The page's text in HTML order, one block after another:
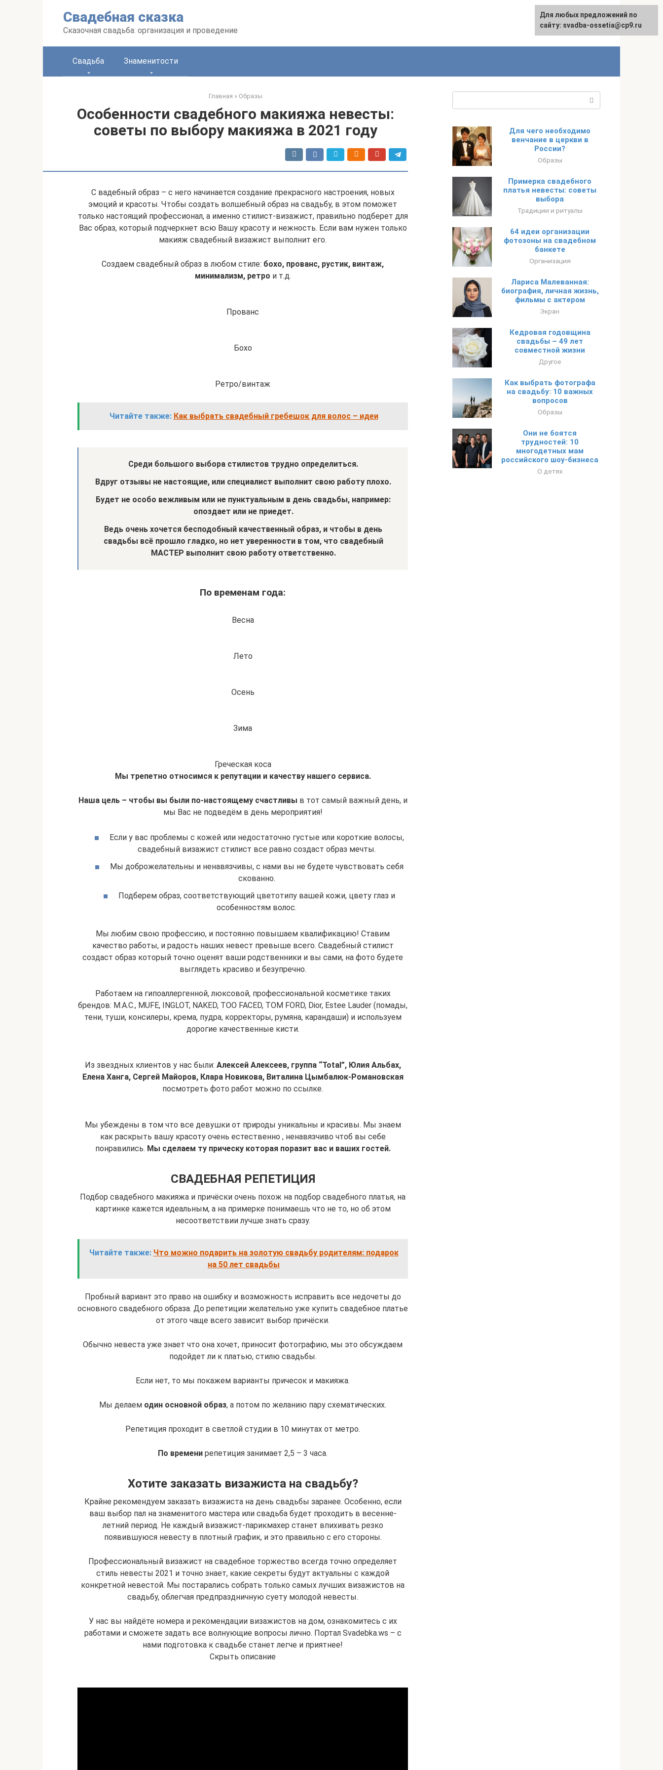
Свадебная сказка
Сказочная свадьба: организация и проведение
Свадьба Знаменитости
Главная » Образы
Особенности свадебного макияжа невесты:
советы по выбору макияжа в 2021 году
С вадебный образ – с него начинается создание прекрасного настроения, новых
эмоций и красоты. Чтобы создать волшебный образ на свадьбу, в этом поможет
только настоящий профессионал, а именно стилист-визажист, правильно подберет для
Вас образ, который подчеркнет всю Вашу красоту и нежность. Если вам нужен только
макияж свадебный визажист выполнит его.
Создаем свадебный образ в любом стиле: бохо, прованс, рустик, винтаж,
минимализм, ретро и т.д.
Прованс
Бохо
Ретро/винтаж
Читайте также: Как выбрать свадебный гребешок для волос – идеи
Среди большого выбора стилистов трудно определиться.
Вдруг отзывы не настоящие, или специалист выполнит свою работу плохо.
Будет не особо вежливым или не пунктуальным в день свадьбы, например:
опоздает или не приедет.
Ведь очень хочется бесподобный качественный образ, и чтобы в день
свадьбы всё прошло гладко, но нет уверенности в том, что свадебный
МАСТЕР выполнит свою работу ответственно.
По временам года:
Весна
Лето
Осень
Зима
Греческая коса
Мы трепетно относимся к репутации и качеству нашего сервиса.
Наша цель – чтобы вы были по-настоящему счастливы в тот самый важный день, и
мы Вас не подведём в день мероприятия!
Если у вас проблемы с кожей или недостаточно густые или короткие волосы,
свадебный визажист стилист все равно создаст образ мечты.
Мы доброжелательны и ненавязчивы, с нами вы не будете чувствовать себя
скованно.
Подберем образ, соответствующий цветотипу вашей кожи, цвету глаз и
особенностям волос.
Мы любим свою профессию, и постоянно повышаем квалификацию! Ставим
качество работы, и радость наших невест превыше всего. Свадебный стилист
создаст образ который точно оценят ваши родственники и вы сами, на фото будете
выглядеть красиво и безупречно.
Работаем на гипоаллергенной, люксовой, профессиональной косметике таких
брендов: M.A.C., MUFE, INGLOT, NAKED, TOO FACED, TOM FORD, Dior, Estee Lauder (помады,
тени, туши, консилеры, крема, пудра, корректоры, румяна, карандаши) и используем
дорогие качественные кисти.
Из звездных клиентов у нас были: Aлексей Алексеев, группа “Total”, Юлия Альбах,
Елена Ханга, Сергей Майоров, Клара Новикова, Виталина Цымбалюк-Романовская
посмотреть фото работ можно по ссылке.
Мы убеждены в том что все девушки от природы уникальны и красивы. Мы знаем
как раскрыть вашу красоту очень естественно , ненавязчиво чтоб вы себе
понравились. Мы сделаем ту прическу которая поразит вас и ваших гостей.
СВАДЕБНАЯ РЕПЕТИЦИЯ
Подбор свадебного макияжа и причёски очень похож на подбор свадебного платья, на
картинке кажется идеальным, а на примерке понимаешь что не то, но об этом
несоответствии лучше знать сразу.
Читайте также: Что можно подарить на золотую свадьбу родителям: подарок
на 50 лет свадьбы
Пробный вариант это право на ошибку и возможность исправить все недочеты до
основного свадебного образа. До репетиции желательно уже купить свадебное платье
от этого чаще всего зависит выбор причёски.
Обычно невеста уже знает что она хочет, приносит фотографию, мы это обсуждаем
подойдет ли к платью, стилю свадьбы.
Если нет, то мы покажем варианты причесок и макияжа.
Мы делаем один основной образ, а потом по желанию пару схематических.
Репетиция проходит в светлой студии в 10 минутах от метро.
По времени репетиция занимает 2,5 – 3 часа.
Хотите заказать визажиста на свадьбу?
Крайне рекомендуем заказать визажиста на день свадьбы заранее. Особенно, если
ваш выбор пал на знаменитого мастера или свадьба будет проходить в весенне-
летний период. Не каждый визажист-парикмахер станет впихивать резко
появившуюся невесту в плотный график, и это правильно с его стороны.
Профессиональный визажист на свадебное торжество всегда точно определяет
стиль невесты 2021 и точно знает, какие секреты будут актуальны с каждой
конкретной невестой. Мы постарались собрать только самых лучших визажистов на
свадьбу, облегчая предпраздничную суету молодой невесты.
У нас вы найдёте номера и рекомендации визажистов на дом, ознакомитесь с их
работами и сможете задать все волнующие вопросы лично. Портал Svadebka.ws – с
нами подготовка к свадьбе станет легче и приятнее!
Скрыть описание
Для чего необходимо
венчание в церкви в
России?
Образы
Примерка свадебного
платья невесты: советы
выбора
Традиции и ритуалы
64 идеи организации
фотозоны на свадебном
банкете
Организация
Лариса Малеванная:
биография, личная жизнь,
фильмы с актером
Экран
Кедровая годовщина
свадьбы – 49 лет
совместной жизни
Другое
Как выбрать фотографа
на свадьбу: 10 важных
вопросов
Образы
Они не боятся
трудностей: 10
многодетных мам
российского шоу-бизнеса
О детях
Для любых предложений по
сайту: svadba-ossetia@cp9.ru